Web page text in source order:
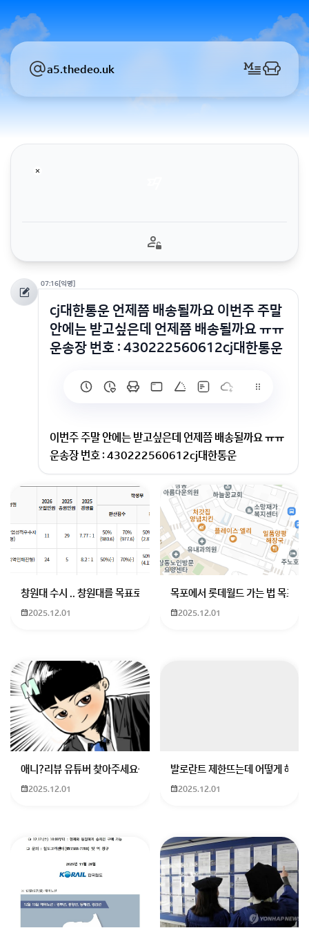
a5.thedeo.uk
07:16[익명]
cj대한통운 언제쯤 배송될까요 이번주 주말
안에는 받고싶은데 언제쯤 배송될까요 ㅠㅠ
운송장 번호 : 430222560612cj대한통운
이번주 주말 안에는 받고싶은데 언제쯤 배송될까요 ㅠㅠ
운송장 번호 : 430222560612cj대한통운
430222560612
아직 운송장조회가 되지 않습니다
오늘 주문 하셨다면 내일 발송되어서
거리에 따라 수~목이면 도착 가능성 높고
수도권에서 남쪽까지여도 주말안에 도착 가능성이 매우
(해외배송 제외)
회원가입 혹은 광고 [X]를 누르면 내용이 보입니다
창원대 수시 .. 창원대를 목표로 하고 있는 09년생입니다 지금 제 내신이
2025.12.01
목포에서 롯데월드 가는 법 목포
2025.12.01
애니?리뷰 유튜버 찾아주세요ㅠㅠ 무슨 검정머리 남자 캐릭터에 더빙하
2025.12.01
발로란트 제한뜨는데 어떻게 해야
2025.12.01